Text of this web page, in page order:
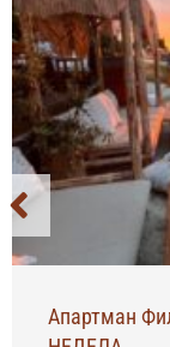
Апартман